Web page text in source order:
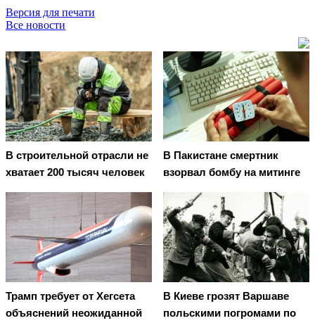
Версия для печати
Все новости
В строительной отрасли не
хватает 200 тысяч человек
В Пакистане смертник
взорвал бомбу на митинге
Трамп требует от Хегсета
объяснений неожиданной
В Киеве грозят Варшаве
польскими погромами по